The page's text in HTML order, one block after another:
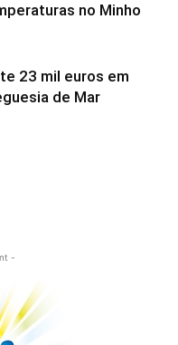
no Minho
23 mil euros em
de Mar
-